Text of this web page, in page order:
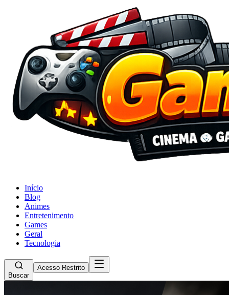
Início
Blog
Animes
Entretenimento
Games
Geral
Tecnologia
Buscar
Acesso Restrito